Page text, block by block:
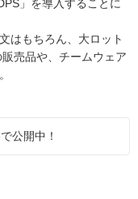
」を導入することに
はもちろん、大ロット
売品や、チームウェア
公開中！